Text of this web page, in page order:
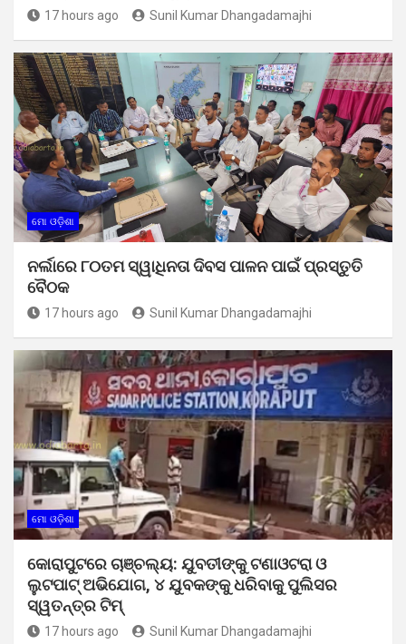
17 hours ago Sunil Kumar Dhangadamajhi
ମୋ ଓଡ଼ିଶା
ନର୍ଲାରେ ୮୦ତମ ସ୍ୱାଧିନତା ଦିବସ ପାଳନ ପାଇଁ ପ୍ରସ୍ତୁତି
ବୈଠକ
17 hours ago Sunil Kumar Dhangadamajhi
ମୋ ଓଡ଼ିଶା
କୋରାପୁଟରେ ଚାଞ୍ଚଲ୍ୟ: ଯୁବତୀଙ୍କୁ ଟଣାଓଟରା ଓ
ଲୁଟପାଟ୍ ଅଭିଯୋଗ, ୪ ଯୁବକଙ୍କୁ ଧରିବାକୁ ପୁଲିସର
ସ୍ୱତନ୍ତ୍ର ଟିମ୍
17 hours ago Sunil Kumar Dhangadamajhi